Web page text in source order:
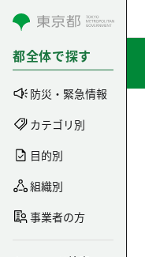
コンテンツにスキップ
都全体で探す
防災・緊急情報
カテゴリ別
目的別
組織別
事業者の方